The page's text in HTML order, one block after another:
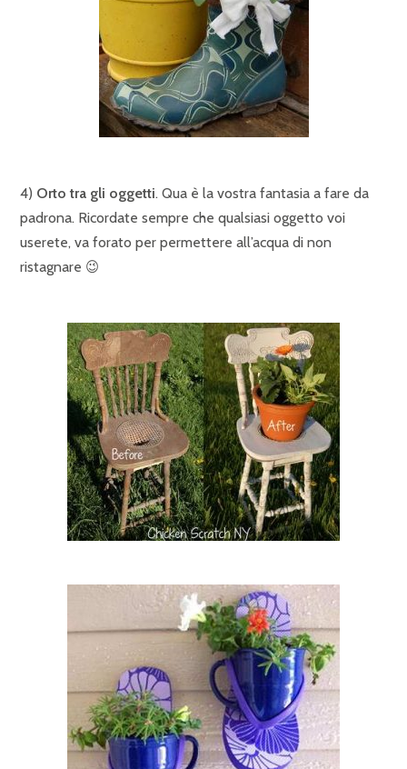
4) Orto tra gli oggetti. Qua è la vostra fantasia a fare da
padrona. Ricordate sempre che qualsiasi oggetto voi
userete, va forato per permettere all’acqua di non
ristagnare 😉